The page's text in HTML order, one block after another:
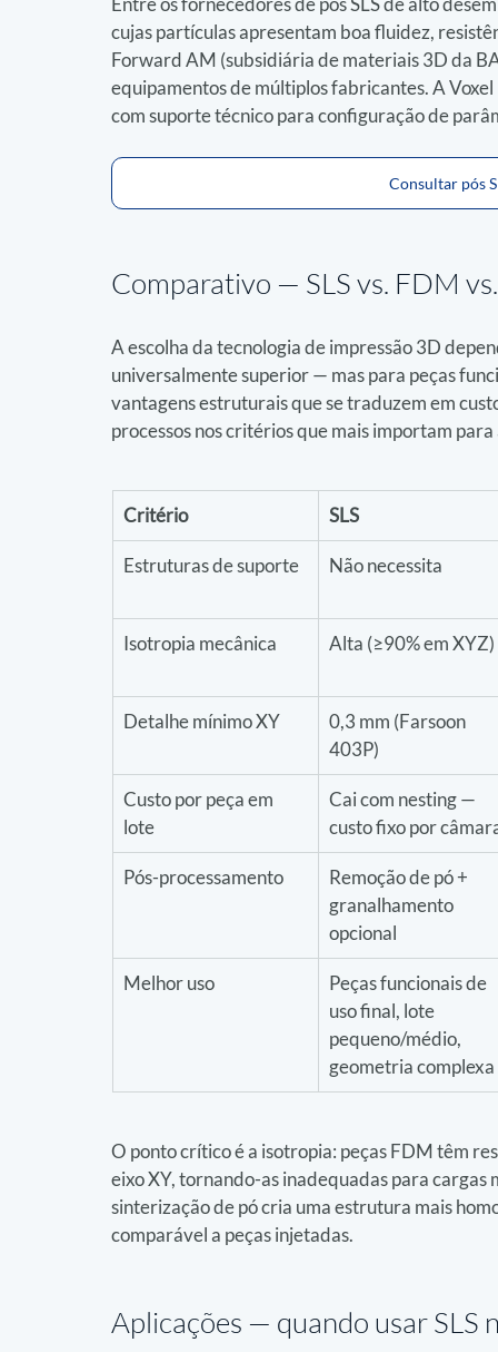
cujas partículas apresentam boa fluidez,
Forward AM (subsidiária de materiais 3D da
equipamentos de múltiplos fabricantes. A
com suporte técnico para configuração de
Consultar pós
Comparativo — SLS vs. FDM
A escolha da tecnologia de impressão 3D
universalmente superior — mas para peças
vantagens estruturais que se traduzem em
processos nos critérios que mais importam
Critério SLS
Estruturas de suporte Não necessita
Isotropia mecânica Alta (≥90% em XYZ)
Detalhe mínimo XY
0,3 mm (Farsoon
403P)
Custo por peça em
lote
Cai com nesting —
custo fixo por
Pós-processamento
Remoção de pó +
granalhamento
opcional
Melhor uso
Peças funcionais de
uso final, lote
pequeno/médio,
geometria complexa
O ponto crítico é a isotropia: peças FDM têm
eixo XY, tornando-as inadequadas para
sinterização de pó cria uma estrutura mais
comparável a peças injetadas.
Aplicações — quando usar SLS